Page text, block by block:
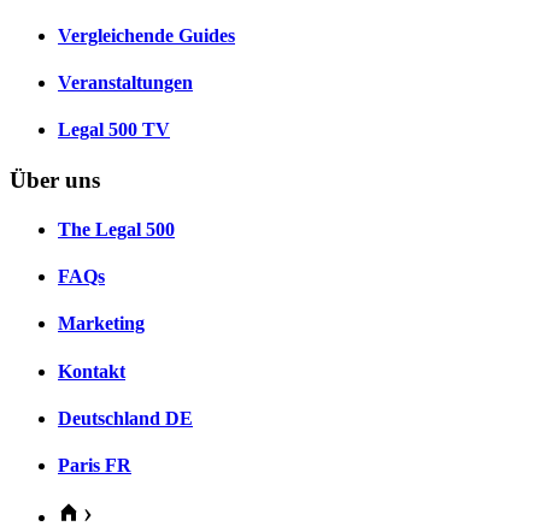
Vergleichende Guides
Veranstaltungen
Legal 500 TV
Über uns
The Legal 500
FAQs
Marketing
Kontakt
Deutschland DE
Paris FR